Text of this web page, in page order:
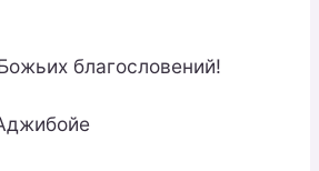
благословений!